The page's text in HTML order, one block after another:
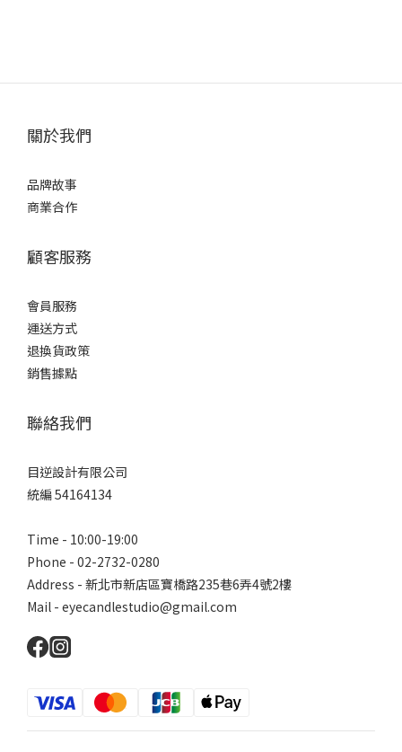
關於我們
品牌故事
商業合作
顧客服務
會員服務
運送方式
退換貨政策
銷售據點
聯絡我們
目逆設計有限公司
統編 54164134
Time - 10:00-19:00
Phone - 02-2732-0280
Address - 新北市新店區寶橋路235巷6弄4號2樓
Mail - eyecandlestudio@gmail.com